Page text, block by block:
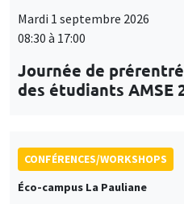
Mardi 1 septembre 2026
08:30 à 17:00
Journée de
des étudiants AMSE
CONFÉRENCES/WORKSHOPS
Éco-campus La Pauliane